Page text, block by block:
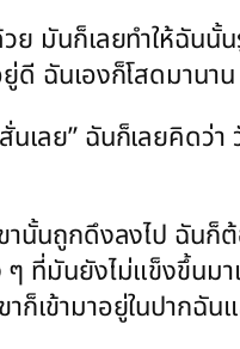
ย มันก็เลยทำให้ฉัน
ฉันเองก็โสดมานา
เลย” ฉันก็เลยคิดว่
านั้นถูกดึงลงไป ฉัน
ที่มันยังไม่แข็งขึ้นม
ก็เข้ามาอยู่ในปากฉัน